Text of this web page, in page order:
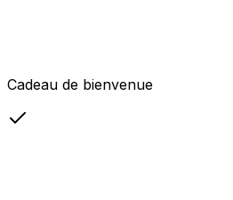
Cadeau de bienvenue